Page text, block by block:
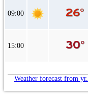
09:00
15:00
Weather forecast from